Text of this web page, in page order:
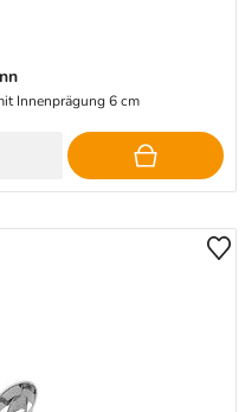
Innenprägung 6 cm